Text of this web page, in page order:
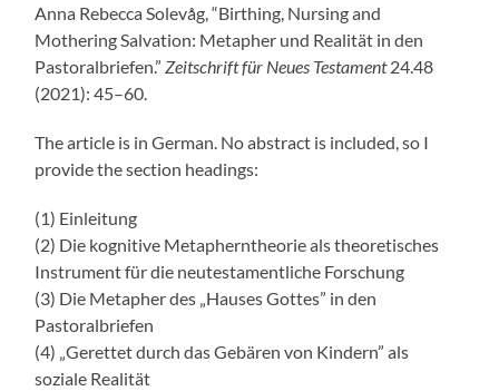
Anna Rebecca Solevåg, “Birthing, Nursing and
Mothering Salvation: Metapher und Realität in den
Pastoralbriefen.”Zeitschrift für Neues Testament24.48
(2021): 45–60.
The article is in German. No abstract is included, so I
provide the section headings:
(1) Einleitung
(2) Die kognitive Metapherntheorie als theoretisches
Instrument für die neutestamentliche Forschung
(3) Die Metapher des „Hauses Gottes” in den
Pastoralbriefen
(4) „Gerettet durch das Gebären von Kindern” als
soziale Realität